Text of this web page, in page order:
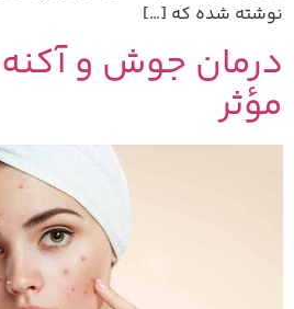
نوشته شده که […]
درمان جوش و
مؤثر